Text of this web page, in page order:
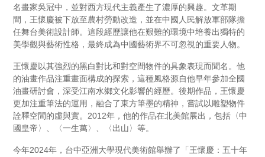
名畫家吳冠中，並對西方現代主義產生了濃厚的興趣。文革期
間，王懷慶被下放至農村勞動改造，並在中國人民解放軍部隊擔
任舞台美術設計師。這段經歷讓他在艱難的環境中培養出獨特的
美學觀與藝術性格，最終成為中國藝術界不可忽視的重要人物。
王懷慶以其強烈的黑白對比和對空間物件的具象表現而聞名。他
的油畫作品注重畫面構成的探索，這種風格源自他早年參加全國
油畫研討會，深受江南水鄉文化影響的經歷。後期作品，王懷慶
更加注重筆法的運用，融合了東方筆墨的精神，嘗試以雕塑物件
詮釋空間的虛與實。2012年，他的作品在北美館展出，包括〈中
國皇帝〉、〈一生萬〉、〈出山〉等。
今年2024年，台中亞洲大學現代美術館舉辦了「王懷慶：五十年